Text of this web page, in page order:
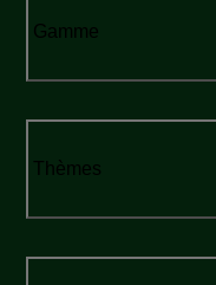
Gamme
Thèmes